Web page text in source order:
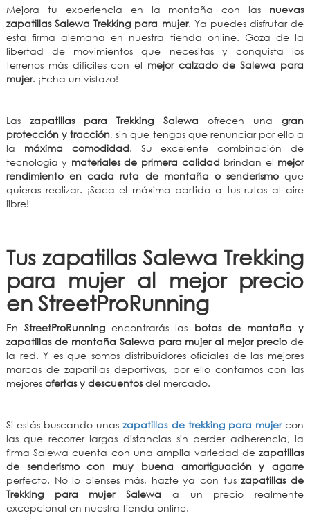
Mejora tu experiencia en la montaña con las nuevas
zapatillas Salewa Trekking para mujer. Ya puedes disfrutar de
esta firma alemana en nuestra tienda online. Goza de la
libertad de movimientos que necesitas y conquista los
terrenos más difíciles con el mejor calzado de Salewa para
mujer. ¡Echa un vistazo!
Laszapatillas para Trekking Salewa ofrecen unagran
protección y tracción, sin que tengas que renunciar por ello a
la máxima comodidad. Su excelente combinación de
tecnología y materiales de primera calidad brindan el mejor
rendimiento en cada ruta de montaña o senderismoque
quieras realizar. ¡Saca el máximo partido a tus rutas al aire
libre!
Tus zapatillas Salewa Trekking
para mujer al mejor precio
en StreetProRunning
EnStreetProRunning encontrarás las botas de montaña y
zapatillas de montaña Salewa para mujer al mejor precio de
la red. Y es que somos distribuidores oficiales de las mejores
marcas de zapatillas deportivas, por ello contamos con las
mejores ofertas y descuentosdel mercado.
Si estás buscando unaszapatillas de trekking para mujercon
las que recorrer largas distancias sin perder adherencia, la
firma Salewa cuenta con una amplia variedad dezapatillas
de senderismo con muy buena amortiguación y agarre
perfecto. No lo pienses más, hazte ya con tuszapatillas de
Trekking para mujer Salewa a un precio realmente
excepcional en nuestra tienda online.